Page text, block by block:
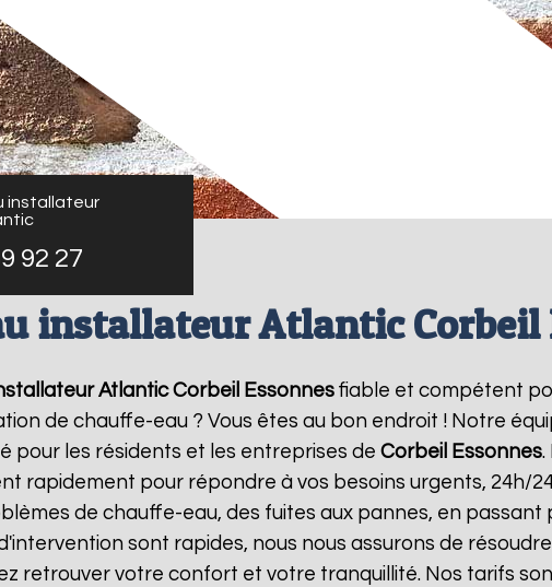
installateur
92 27
installateur Atlantic Corbeil
Atlantic Corbeil Essonnes fiable et compétent
de chauffe-eau ? Vous êtes au bon endroit ! Notre
pour les résidents et les entreprises de Corbeil Essonnes.
rapidement pour répondre à vos besoins urgents, 24h/
de chauffe-eau, des fuites aux pannes, en
sont rapides, nous nous assurons de
retrouver votre confort et votre tranquillité. Nos tarifs